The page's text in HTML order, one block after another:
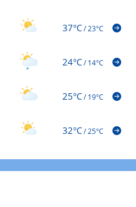
37°C/23°C
24°C/14°C
25°C/19°C
32°C/25°C